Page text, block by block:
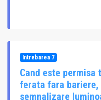
Intrebarea 7
Cand este
ferata fara bariere,
semnalizare